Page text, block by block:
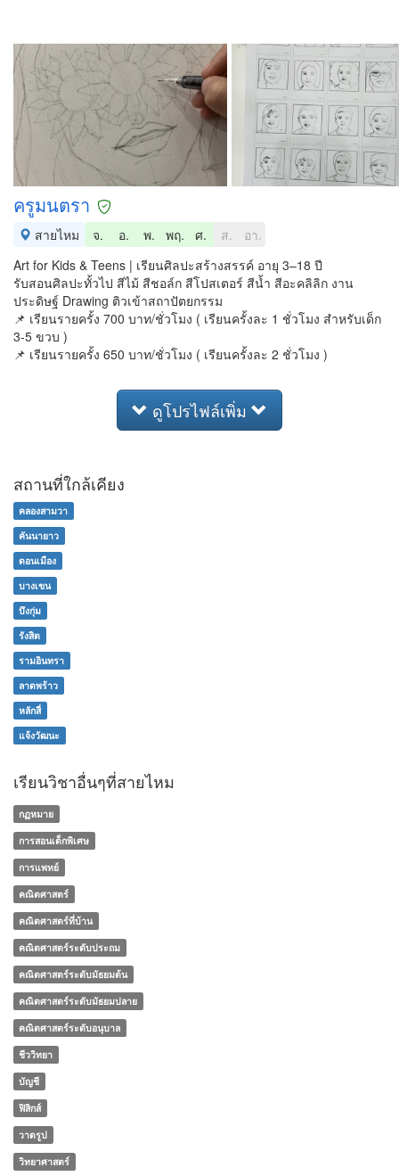
ครูมนตรา
สายไหม จ. อ. พ. พฤ. ศ. ส.
อา.
Art for Kids & Teens | เรียนศิลปะสร้างสรรค์ อายุ 3–18 ปี
รับสอนศิลปะทั้วไป สีไม้ สีชอล์ก สีโปสเตอร์ สีน้ำ สีอะคลิลิก งาน
ประดิษฐ์ Drawing ติวเข้าสถาปัตยกรรม
📌 เรียนรายครั้ง 700 บาท/ชั่วโมง ( เรียนครั้งละ 1 ชั่วโมง สำหรับเด็ก
3-5 ขวบ )
📌 เรียนรายครั้ง 650 บาท/ชั่วโมง ( เรียนครั้งละ 2 ชั่วโมง )
ดูโปรไฟล์เพิ่ม
สถานที่ใกล้เคียง
คลองสามวา
คันนายาว
ดอนเมือง
บางเขน
บึงกุ่ม
รังสิต
รามอินทรา
ลาดพร้าว
หลักสี่
แจ้งวัฒนะ
เรียนวิชาอื่นๆที่สายไหม
กฏหมาย
การสอนเด็กพิเศษ
การแพทย์
คณิตศาสตร์
คณิตศาสตร์ที่บ้าน
คณิตศาสตร์ระดับประถม
คณิตศาสตร์ระดับมัธยมต้น
คณิตศาสตร์ระดับมัธยมปลาย
คณิตศาสตร์ระดับอนุบาล
ชีววิทยา
บัญชี
ฟิสิกส์
วาดรูป
วิทยาศาสตร์